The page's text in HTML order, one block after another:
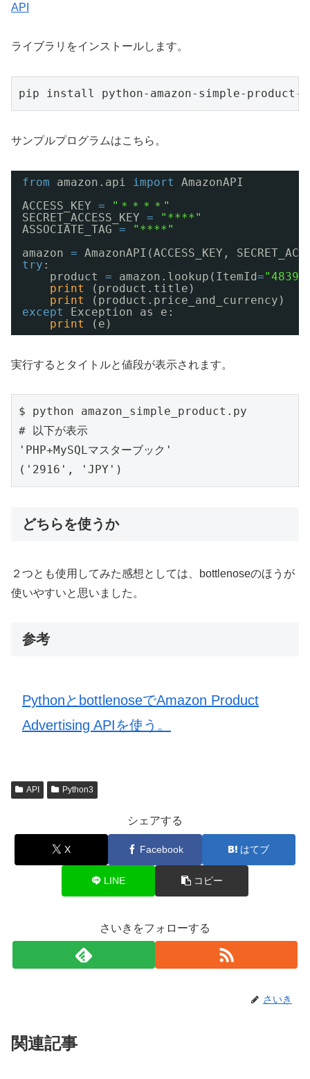
API
ライブラリをインストールします。
pip install python-amazon-simple-product-
サンプルプログラムはこちら。
from amazon.api import
AmazonAPI
ACCESS_KEY =
"＊＊＊＊"
SECRET_ACCESS_KEY =
"****"
ASSOCIATE_TAG =
"****"
amazon = AmazonAPI(ACCESS_KEY,
try :
product = amazon.lookup(ItemId=
print
(product.title)
print
(product.price_and_currency)
except
Exception as e:
print
(e)
実行するとタイトルと値段が表示されます。
$ python amazon_simple_product.py
# 以下が表示
'PHP+MySQLマスターブック'
('2916', 'JPY')
どちらを使うか
２つとも使用してみた感想としては、bottlenoseのほうが
使いやすいと思いました。
参考
PythonとbottlenoseでAmazon Product
Advertising APIを使う。
API Python3
シェアする
X Facebook はてブ
LINE コピー
さいきをフォローする
さいき
関連記事